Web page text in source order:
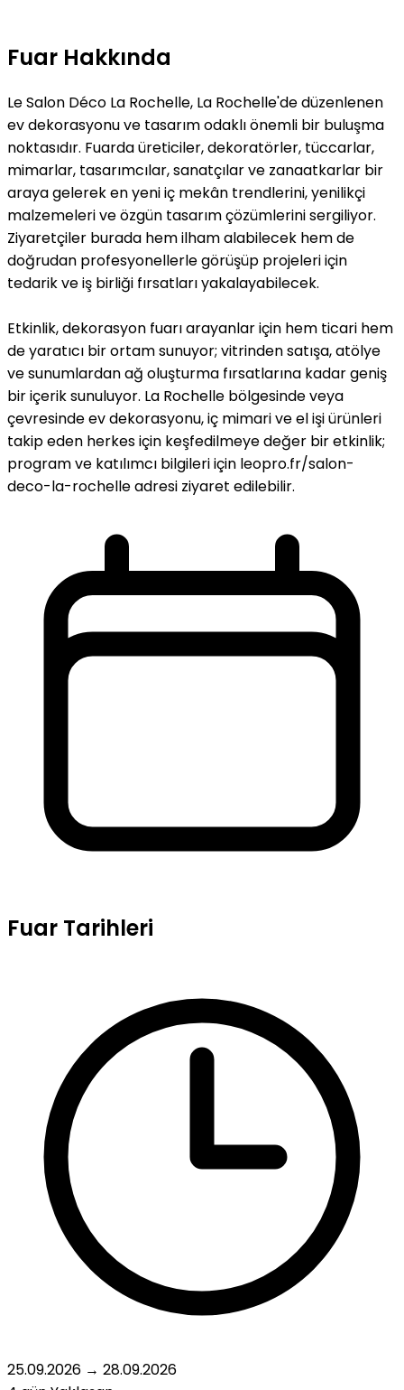
Fuar Hakkında
Le Salon Déco La Rochelle, La Rochelle'de düzenlenen
ev dekorasyonu ve tasarım odaklı önemli bir buluşma
noktasıdır. Fuarda üreticiler, dekoratörler, tüccarlar,
mimarlar, tasarımcılar, sanatçılar ve zanaatkarlar bir
araya gelerek en yeni iç mekân trendlerini, yenilikçi
malzemeleri ve özgün tasarım çözümlerini sergiliyor.
Ziyaretçiler burada hem ilham alabilecek hem de
doğrudan profesyonellerle görüşüp projeleri için
tedarik ve iş birliği fırsatları yakalayabilecek.
Etkinlik, dekorasyon fuarı arayanlar için hem ticari hem
de yaratıcı bir ortam sunuyor; vitrinden satışa, atölye
ve sunumlardan ağ oluşturma fırsatlarına kadar geniş
bir içerik sunuluyor. La Rochelle bölgesinde veya
çevresinde ev dekorasyonu, iç mimari ve el işi ürünleri
takip eden herkes için keşfedilmeye değer bir etkinlik;
program ve katılımcı bilgileri için leopro.fr/salon-
deco-la-rochelle adresi ziyaret edilebilir.
Fuar Tarihleri
25.09.2026 → 28.09.2026